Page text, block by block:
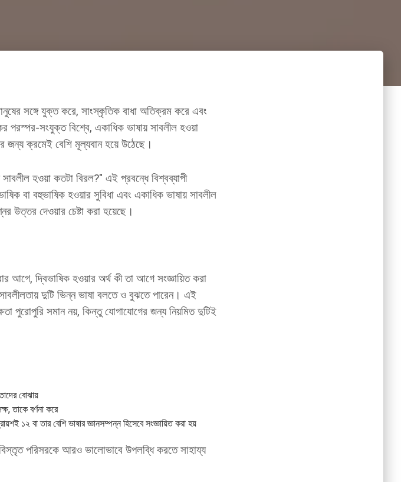
সঙ্গে যুক্ত করে, সাংস্কৃতিক বাধা অতিক্রম করে এবং
পরস্পর-সংযুক্ত বিশ্বে, একাধিক ভাষায় সাবলীল হওয়া
জন্য ক্রমেই বেশি মূল্যবান হয়ে উঠেছে।
হওয়া কতটা বিরল?" এই প্রবন্ধে বিশ্বব্যাপী
বা বহুভাষিক হওয়ার সুবিধা এবং একাধিক ভাষায় সাবলীল
উত্তর দেওয়ার চেষ্টা করা হয়েছে।
আগে, দ্বিভাষিক হওয়ার অর্থ কী তা আগে সংজ্ঞায়িত করা
দুটি ভিন্ন ভাষা বলতে ও বুঝতে পারেন। এই
পুরোপুরি সমান নয়, কিন্তু যোগাযোগের জন্য নিয়মিত দুটিই
বোঝায়
তাকে বর্ণনা করে
১২ বা তার বেশি ভাষার জ্ঞানসম্পন্ন হিসেবে সংজ্ঞায়িত করা হয়
পরিসরকে আরও ভালোভাবে উপলব্ধি করতে সাহায্য